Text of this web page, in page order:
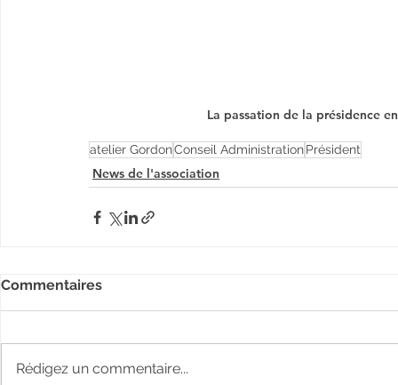
La passation de la présidence
atelier GordonConseil AdministrationPrésident
News de l'association
Commentaires
Rédigez un commentaire...